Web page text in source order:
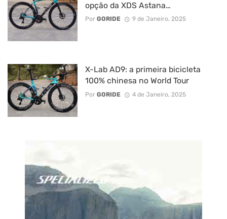
opção da XDS Astana…
Por GORIDE 9 de Janeiro, 2025
X-Lab AD9: a primeira bicicleta
100% chinesa no World Tour
Por GORIDE 4 de Janeiro, 2025